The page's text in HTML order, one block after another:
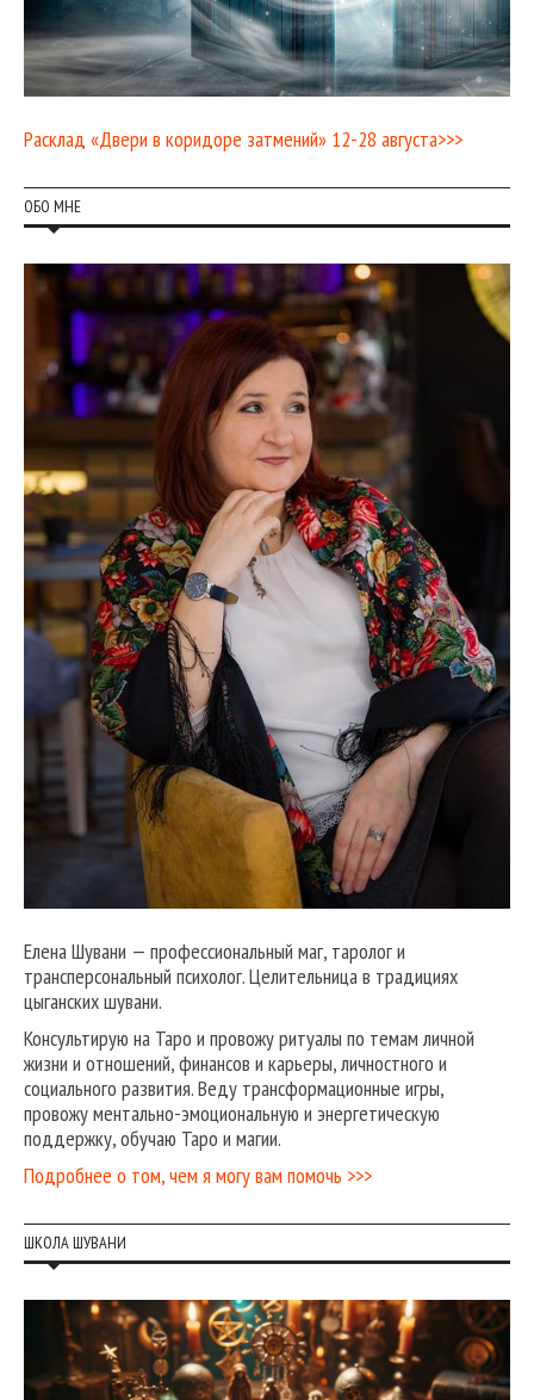
Расклад «Двери в коридоре затмений» 12-28 августа>>>
ОБО МНЕ
Елена Шувани — профессиональный маг, таролог и
трансперсональный психолог. Целительница в традициях
цыганских шувани.
Консультирую на Таро и провожу ритуалы по темам личной
жизни и отношений, финансов и карьеры, личностного и
социального развития. Веду трансформационные игры,
провожу ментально-эмоциональную и энергетическую
поддержку, обучаю Таро и магии.
Подробнее о том, чем я могу вам помочь >>>
ШКОЛА ШУВАНИ